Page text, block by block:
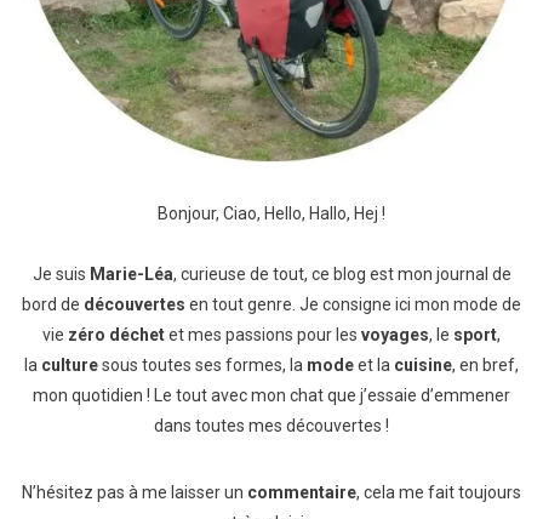
Bonjour, Ciao, Hello, Hallo, Hej !
Je suis Marie-Léa, curieuse de tout, ce blog est mon journal de
bord de découvertes en tout genre. Je consigne ici mon mode de
vie zéro déchetet mes passions pour les voyages, le sport,
la culturesous toutes ses formes, la modeet la cuisine, en bref,
mon quotidien ! Le tout avec mon chat que j’essaie d’emmener
dans toutes mes découvertes !
N’hésitez pas à me laisser un commentaire, cela me fait toujours